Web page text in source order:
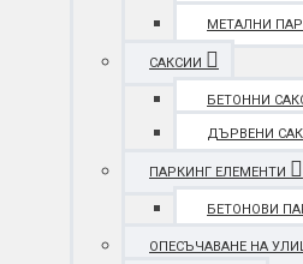
МЕТАЛНИ
САКСИИ
БЕТОННИ
ДЪРВЕНИ
ПАРКИНГ ЕЛЕМЕНТИ
БЕТОНОВИ
ОПЕСЪЧАВАНЕ НА